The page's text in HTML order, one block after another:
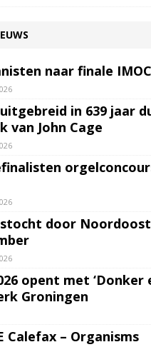
naar finale
in 639 jaar
van John Cage
door
opent met ‘Donker
Groningen
Calefax – Organisms